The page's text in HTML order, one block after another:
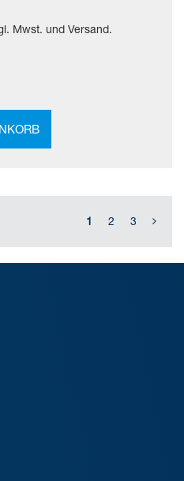
Mwst. und Versand.
1 2 3